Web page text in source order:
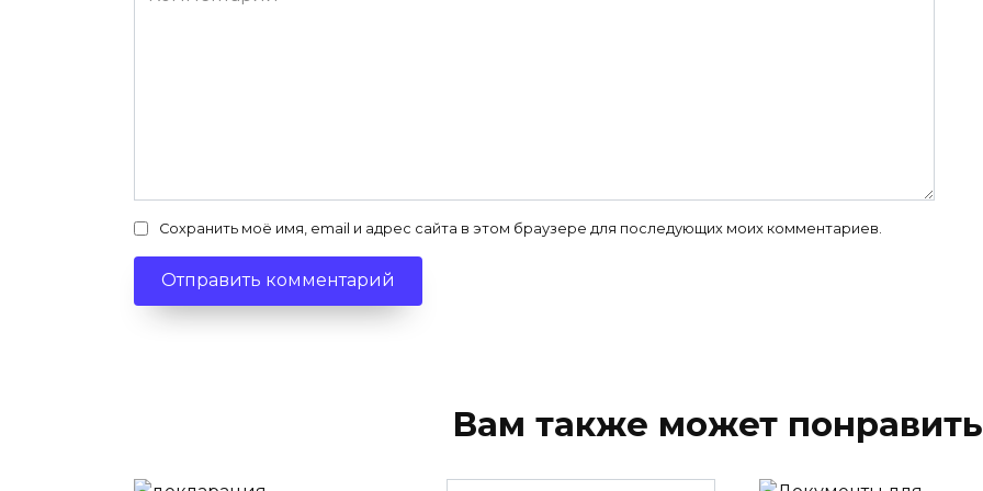
Сохранить моё имя, email и адрес сайта в этом браузере для последующих моих комментариев.
Вам также может